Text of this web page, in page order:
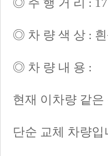
◎ 차 량 색 상 :
◎ 차 량 내 용 :
현재 이차량 같
단순 교체 차량